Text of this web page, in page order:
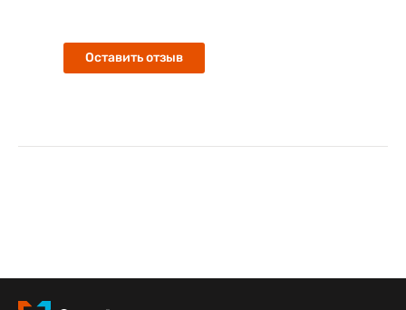
Оставить отзыв